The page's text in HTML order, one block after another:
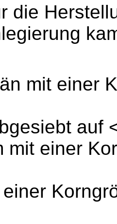
die
mit einer
auf
mit einer